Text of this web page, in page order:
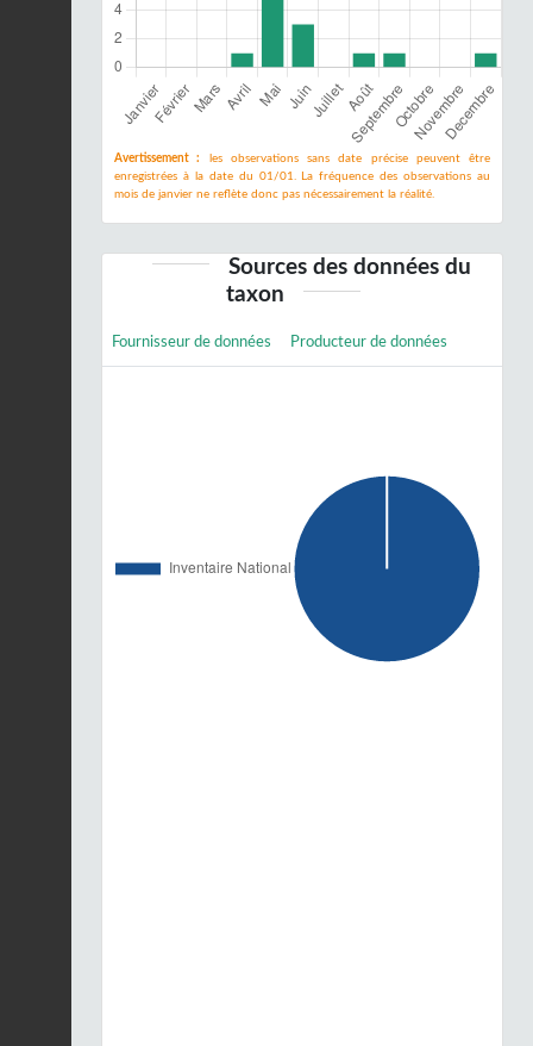
Avertissement :
les observations sans date précise peuvent être
enregistrées à la date du 01/01. La fréquence des observations au
mois de janvier ne reflète donc pas nécessairement la réalité.
Sources des données du
taxon
Fournisseur de données Producteur de données